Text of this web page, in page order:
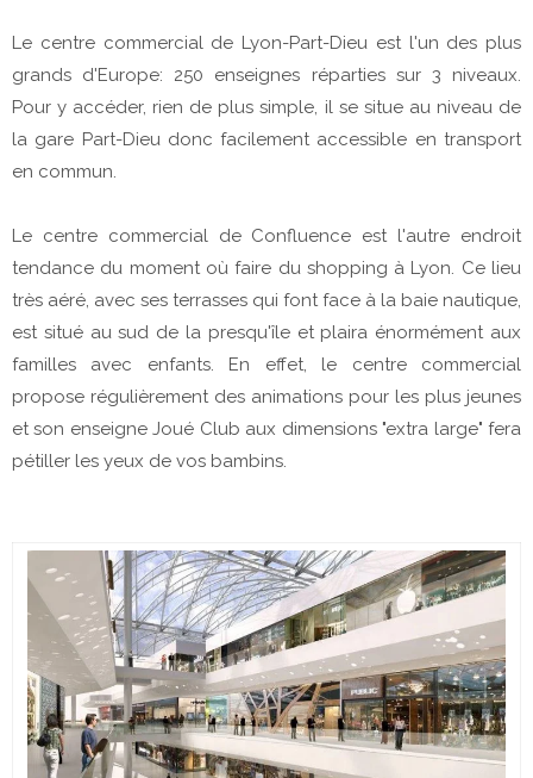
Le centre commercial de Lyon-Part-Dieu est l'un des plus
grands d'Europe: 250 enseignes réparties sur 3 niveaux.
Pour y accéder, rien de plus simple, il se situe au niveau de
la gare Part-Dieu donc facilement accessible en transport
en commun.
Le centre commercial de Confluence est l'autre endroit
tendance du moment où faire du shopping à Lyon. Ce lieu
très aéré, avec ses terrasses qui font face à la baie nautique,
est situé au sud de la presqu'île et plaira énormément aux
familles avec enfants. En effet, le centre commercial
propose régulièrement des animations pour les plus jeunes
et son enseigne Joué Club aux dimensions "extra large" fera
pétiller les yeux de vos bambins.